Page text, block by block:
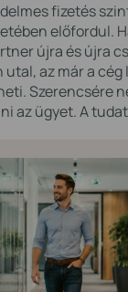
fizetés
előfordul.
újra és újra
az már a
Szerencsére
az ügyet. A